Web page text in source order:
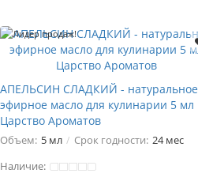
Лидер продаж!
АПЕЛЬСИН СЛАДКИЙ - натуральное
эфирное масло для кулинарии 5 мл
Царство Ароматов
Объем: 5 мл Срок годности: 24 мес
Наличие: